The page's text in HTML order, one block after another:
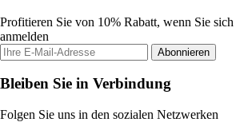
Profitieren Sie von 10% Rabatt, wenn Sie
anmelden
Abonnieren
Bleiben Sie in Verbindung
Folgen Sie uns in den sozialen Netzwerken